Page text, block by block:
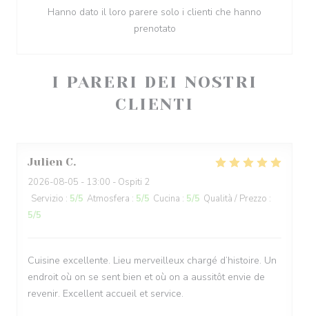
I PARERI DEI NOSTRI
CLIENTI
Julien C
2026-08-05 - 13:00 - Ospiti 2
Servizio : 5/5 Atmosfera : 5/5 Cucina : 5/5 Qualità / Prezzo :
5/5
Cuisine excellente. Lieu merveilleux chargé d’histoire. Un
endroit où on se sent bien et où on a aussitôt envie de
revenir. Excellent accueil et service.
Hanno dato il loro parere solo i clienti che hanno
prenotato